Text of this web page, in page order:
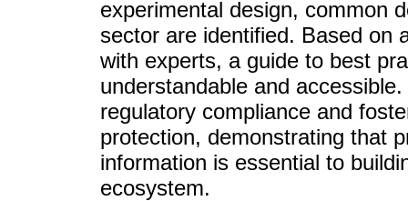
experimental design, common
sector are identified. Based on
with experts, a guide to best
understandable and
regulatory compliance and
protection, demonstrating that
information is essential to
ecosystem.